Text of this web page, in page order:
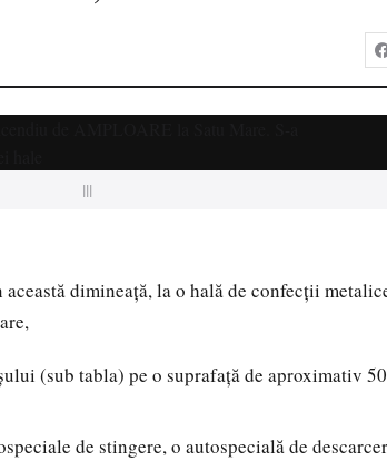
|||
dimineață, la o hală de confecții
(sub tabla) pe o suprafață de aproximativ
de stingere, o autospecială de